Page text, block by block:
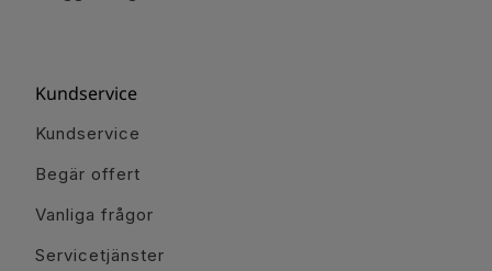
Kundservice
Kundservice
Begär offert
Vanliga frågor
Servicetjänster